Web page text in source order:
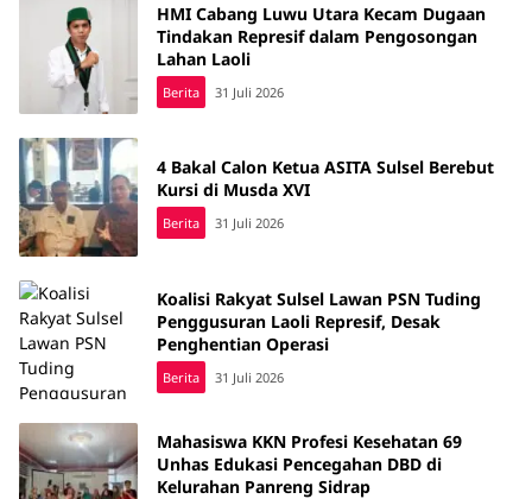
HMI Cabang Luwu Utara Kecam Dugaan
Tindakan Represif dalam Pengosongan
Lahan Laoli
Berita 31 Juli 2026
4 Bakal Calon Ketua ASITA Sulsel Berebut
Kursi di Musda XVI
Berita 31 Juli 2026
Koalisi Rakyat Sulsel Lawan PSN Tuding
Penggusuran Laoli Represif, Desak
Penghentian Operasi
Berita 31 Juli 2026
Mahasiswa KKN Profesi Kesehatan 69
Unhas Edukasi Pencegahan DBD di
Kelurahan Panreng Sidrap